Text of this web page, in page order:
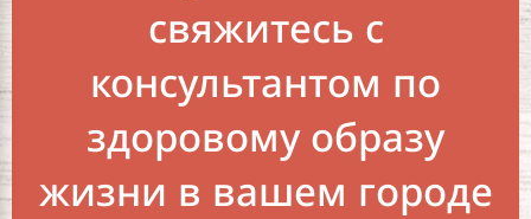
свяжитесь с
консультантом по
здоровому образу
жизни в вашем городе